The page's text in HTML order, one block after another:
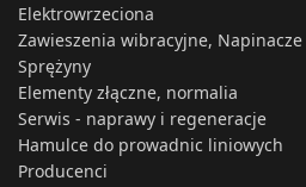
Elektrowrzeciona
Zawieszenia wibracyjne, Napinacze
Sprężyny
Elementy złączne, normalia
Serwis - naprawy i regeneracje
Hamulce do prowadnic liniowych
Producenci